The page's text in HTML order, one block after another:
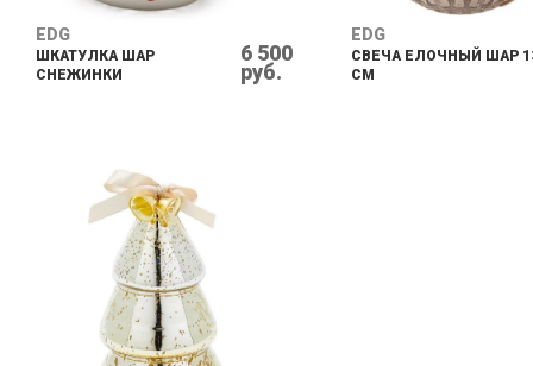
EDG
ШКАТУЛКА ШАР
СНЕЖИНКИ
6 500
руб.
EDG
СВЕЧА ЕЛОЧНЫЙ ШАР
CM